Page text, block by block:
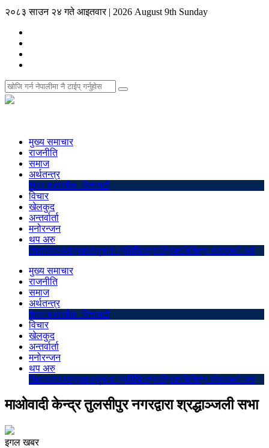
२०८३ साउन २४ गते आइतवार | 2026 August 9th Sunday
मुख्य समाचार
राजनीति
समाज
अर्थतन्त्र
शेयर बजारबैंक–वित्तअटो
विचार
खेलकुद
अन्तर्वार्ता
मनोरन्जन
थप अरु
शिक्षास्वास्थ्यप्रवाससुचना प्रविधिपत्रपत्रिकाबिचित्र संसारब्लो अप
मुख्य समाचार
राजनीति
समाज
अर्थतन्त्र
शेयर बजारबैंक–वित्तअटो
विचार
खेलकुद
अन्तर्वार्ता
मनोरन्जन
थप अरु
शिक्षास्वास्थ्यप्रवाससुचना प्रविधिपत्रपत्रिकाबिचित्र संसारब्लो अप
माओवादी केन्द्र तुलसीपुर नगरद्वारा श्रद्धाञ्जली सभा
इगल खबर